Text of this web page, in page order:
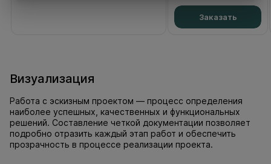
Заказать
Визуализация
Работа с эскизным проектом — процесс определения
наиболее успешных, качественных и функциональных
решений. Составление четкой документации позволяет
подробно отразить каждый этап работ и обеспечить
прозрачность в процессе реализации проекта.